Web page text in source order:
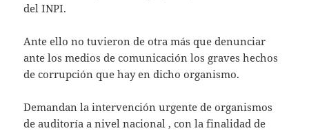
del INPI.
Ante ello no tuvieron de otra más que denunciar
ante los medios de comunicación los graves hechos
de corrupción que hay en dicho organismo.
Demandan la intervención urgente de organismos
de auditoría a nivel nacional , con la finalidad de